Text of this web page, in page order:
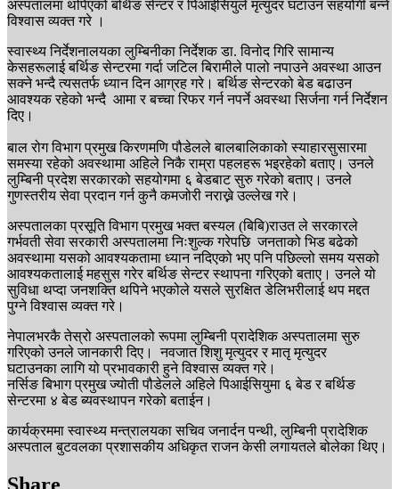
अस्पतालमा थपिएको बर्थिङ सेन्टर र पिआईसियुले मृत्युदर घटाउन सहयोगी बन्ने
विश्वास व्यक्त गरे ।
स्वास्थ्य निर्देशनालयका लुम्बिनीका निर्देशक डा. विनोद गिरि सामान्य
केसहरूलाई बर्थिङ सेन्टरमा गर्दा जटिल बिरामीले पालो नपाउने अवस्था आउन
सक्ने भन्दै त्यसतर्फ ध्यान दिन आग्रह गरे। बर्थिङ सेन्टरको बेड बढाउन
आवश्यक रहेको भन्दै आमा र बच्चा रिफर गर्न नपर्ने अवस्था सिर्जना गर्न निर्देशन
दिए।
बाल रोग विभाग प्रमुख किरणमणि पौडेलले बालबालिकाको स्याहारसुसारमा
समस्या रहेको अवस्थामा अहिले निकै राम्रा पहलहरू भइरहेको बताए। उनले
लुम्बिनी प्रदेश सरकारको सहयोगमा ६ बेडबाट सुरु गरेको बताए। उनले
गुणस्तरीय सेवा प्रदान गर्न कुनै कमजोरी नराख्ने उल्लेख गरे।
अस्पतालका प्रसूति विभाग प्रमुख भक्त बस्यल (बिबि)राउत ले सरकारले
गर्भवती सेवा सरकारी अस्पतालमा निःशुल्क गरेपछि जनताको भिड बढेको
अवस्थामा यसको आवश्यकतामा ध्यान नदिएको भए पनि पछिल्लो समय यसको
आवश्यकतालाई महसुस गरेर बर्थिङ सेन्टर स्थापना गरिएको बताए। उनले यो
सुविधा थप्दा जनशक्ति थपिने भएकोले यसले सुरक्षित डेलिभरीलाई थप मद्दत
पुग्ने विश्वास व्यक्त गरे।
नेपालभरकै तेस्रो अस्पतालको रूपमा लुम्बिनी प्रादेशिक अस्पतालमा सुरु
गरिएको उनले जानकारी दिए। नवजात शिशु मृत्युदर र मातृ मृत्युदर
घटाउनका लागि यो प्रभावकारी हुने विश्वास व्यक्त गरे।
नर्सिङ बिभाग प्रमुख ज्योती पौडेलले अहिले पिआईसियुमा ६ बेड र बर्थिङ
सेन्टरमा ४ बेड ब्यवस्थापन गरेको बताईन।
कार्यक्रममा स्वास्थ्य मन्त्रालयका सचिव जनार्दन पन्थी, लुम्बिनी प्रादेशिक
अस्पताल बुटवलका प्रशासकीय अधिकृत राजन केसी लगायतले बोलेका थिए।
Share